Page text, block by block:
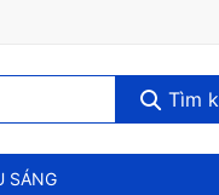
Tìm
SÁNG